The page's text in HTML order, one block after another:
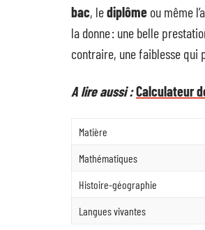
bac, lediplôme ou même
la donne : une belle
contraire, une faiblesse qui
A lire aussi :Calculateur
Matière
Mathématiques
Histoire-géographie
Langues vivantes